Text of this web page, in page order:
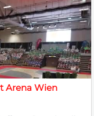
Arena Wien